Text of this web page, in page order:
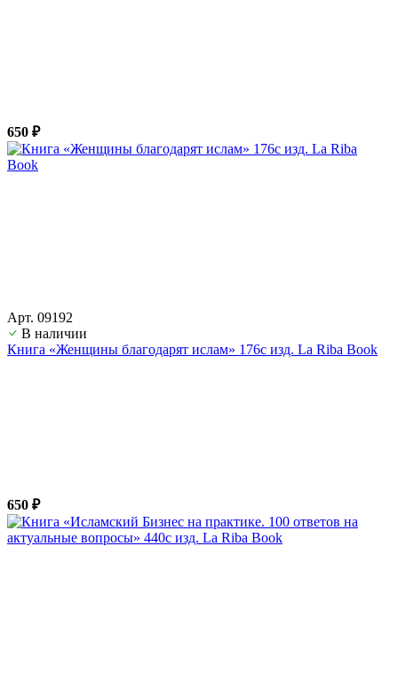
650 ₽
Арт. 09192
В наличии
Книга «Женщины благодарят ислам» 176с изд. La Riba Book
650 ₽